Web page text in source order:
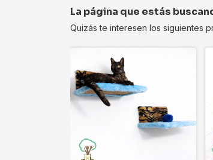
La página que estás
Quizás te interesen los siguientes